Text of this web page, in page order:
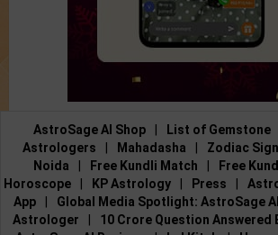
AstroSage AI Shop List of Gemstone
Astrologers
Mahadasha Zodiac
Noida
Free Kundli Match Free
Horoscope
KP Astrology Press
App
Global Media Spotlight: AstroSage
Astrologer
10 Crore Question Answered